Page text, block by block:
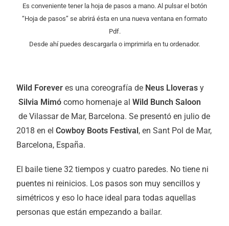
Es conveniente tener la hoja de pasos a mano. Al pulsar el botón
“Hoja de pasos” se abrirá ésta en una nueva ventana en formato
Pdf.
Desde ahí puedes descargarla o imprimirla en tu ordenador.
Wild Forever es una coreografía de Neus Lloveras y
Silvia Mimó como homenaje alWild Bunch Saloon
de Vilassar de Mar, Barcelona. Se presentó en julio de
2018 en elCowboy Boots Festival , en Sant Pol de Mar,
Barcelona, España.
El baile tiene 32 tiempos y cuatro paredes. No tiene ni
puentes ni reinicios. Los pasos son muy sencillos y
simétricos y eso lo hace ideal para todas aquellas
personas que están empezando a bailar.